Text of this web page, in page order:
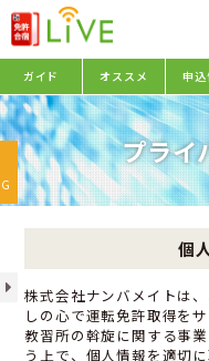
ガイド オススメ 申込
プライ
個
株式会社ナンバメイトは
しの心で運転免許取得を
教習所の斡旋に関する事
う上で、個人情報を適切